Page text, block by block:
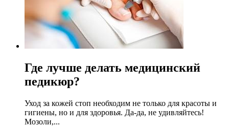
Где лучше делать медицинский
педикюр?
Уход за кожей стоп необходим не только для красоты и
гигиены, но и для здоровья. Да-да, не удивляйтесь!
Мозоли,...